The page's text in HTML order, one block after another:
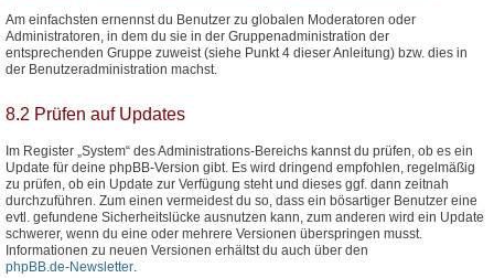
Am einfachsten ernennst du Benutzer zu globalen Moderatoren oder
Administratoren, in dem du sie in der Gruppenadministration der
entsprechenden Gruppe zuweist (siehe Punkt 4 dieser Anleitung) bzw. dies in
der Benutzeradministration machst.
8.2 Prüfen auf Updates
Im Register „System“ des Administrations-Bereichs kannst du prüfen, ob es ein
Update für deine phpBB-Version gibt. Es wird dringend empfohlen, regelmäßig
zu prüfen, ob ein Update zur Verfügung steht und dieses ggf. dann zeitnah
durchzuführen. Zum einen vermeidest du so, dass ein bösartiger Benutzer eine
evtl. gefundene Sicherheitslücke ausnutzen kann, zum anderen wird ein Update
schwerer, wenn du eine oder mehrere Versionen überspringen musst.
Informationen zu neuen Versionen erhältst du auch über den
phpBB.de-Newsletter.